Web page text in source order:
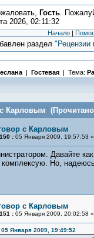
Гость.
2026, 02:11:32
Начало |
раздел"Рецензии
| Гостевая | Тема:
Карловым (Прочитано
с Карловым
:05 Января 2009, 19:57:53 »
Давайте
Но,
с Карловым
:05 Января 2009, 20:02:58 »
Января 2009, 19:49:52